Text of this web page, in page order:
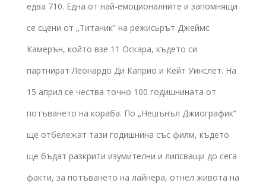
едва 710. Една от най-емоционалните и запомнящи
се сцени от „Титаник” на режисьрът Джеймс
Камерън, който взе 11 Оскара, където си
партнират Леонардо Ди Каприо и Кейт Уинслет. На
15 април се чества точно 100 годишнината от
потъването на кораба. По „Нешънъл Джиографик”
ще отбележат тази годишнина със филм, където
ще бъдат разкрити изумителни и липсващи до сега
факти, за потъването на лайнера, отнел живота на